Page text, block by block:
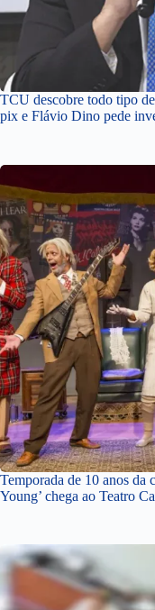
TCU descobre todo tipo
pix e Flávio Dino pede
Temporada de 10 anos da
Young’ chega ao Teatro